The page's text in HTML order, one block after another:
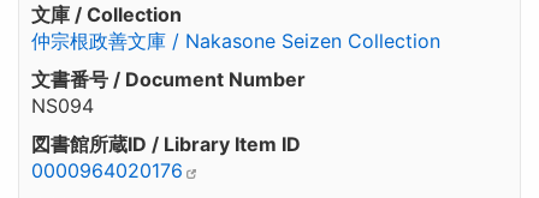
文庫 / Collection
仲宗根政善文庫 / Nakasone Seizen Collection
文書番号 / Document Number
NS094
図書館所蔵ID / Library Item ID
0000964020176